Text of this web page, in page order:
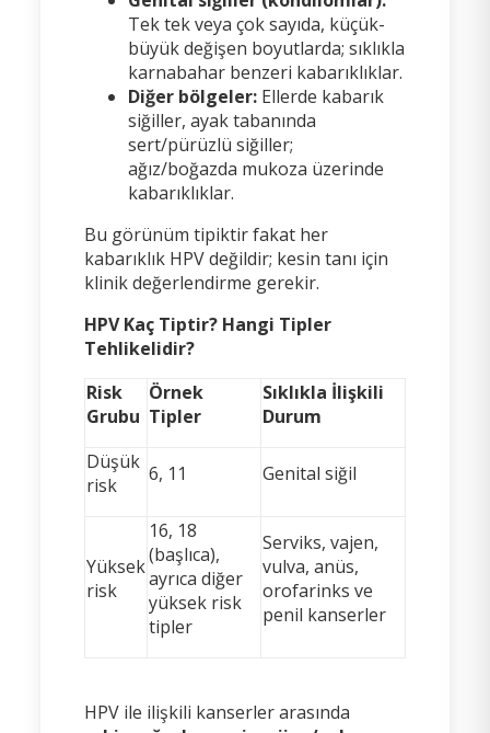
Tek tek veya çok sayıda, küçük-
büyük değişen boyutlarda; sıklıkla
karnabahar benzeri kabarıklıklar.
Diğer bölgeler:Ellerde kabarık
siğiller, ayak tabanında
sert/pürüzlü siğiller;
ağız/boğazda mukoza üzerinde
kabarıklıklar.
Bu görünüm tipiktir fakat her
kabarıklık HPV değildir; kesin tanı için
klinik değerlendirme gerekir.
HPV Kaç Tiptir? Hangi Tipler
Tehlikelidir?
Risk
Grubu
Örnek
Tipler
Sıklıkla İlişkili
Durum
Düşük
risk
6, 11 Genital siğil
Yüksek
risk
16, 18
(başlıca),
ayrıca diğer
yüksek risk
tipler
Serviks, vajen,
vulva, anüs,
orofarinks ve
penil kanserler
HPV ile ilişkili kanserler arasında